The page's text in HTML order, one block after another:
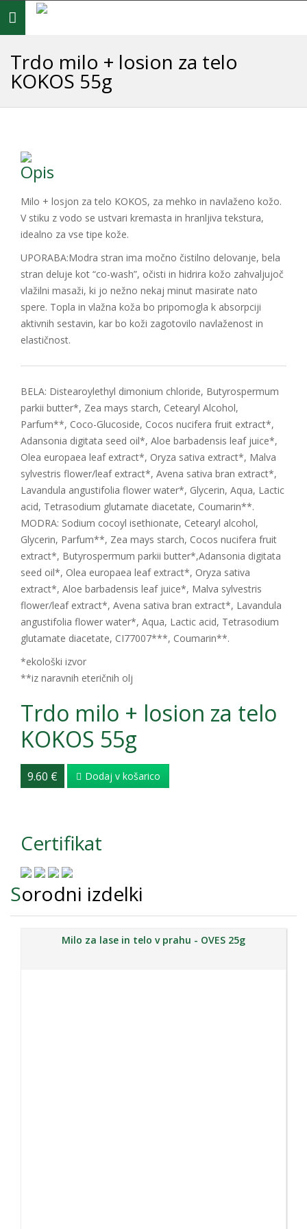
Toggle
navigation
Trdo milo + losion za telo
KOKOS 55g
Opis
Milo + losjon za telo KOKOS, za mehko in navlaženo kožo.
V stiku z vodo se ustvari kremasta in hranljiva tekstura,
idealno za vse tipe kože.
UPORABA:Modra stran ima močno čistilno delovanje, bela
stran deluje kot “co-wash”, očisti in hidrira kožo zahvaljujoč
vlažilni masaži, ki jo nežno nekaj minut masirate nato
spere. Topla in vlažna koža bo pripomogla k absorpciji
aktivnih sestavin, kar bo koži zagotovilo navlaženost in
elastičnost.
BELA: Distearoylethyl dimonium chloride, Butyrospermum
parkii butter*, Zea mays starch, Cetearyl Alcohol,
Parfum**, Coco-Glucoside, Cocos nucifera fruit extract*,
Adansonia digitata seed oil*, Aloe barbadensis leaf juice*,
Olea europaea leaf extract*, Oryza sativa extract*, Malva
sylvestris flower/leaf extract*, Avena sativa bran extract*,
Lavandula angustifolia flower water*, Glycerin, Aqua, Lactic
acid, Tetrasodium glutamate diacetate, Coumarin**.
MODRA: Sodium cocoyl isethionate, Cetearyl alcohol,
Glycerin, Parfum**, Zea mays starch, Cocos nucifera fruit
extract*, Butyrospermum parkii butter*,Adansonia digitata
seed oil*, Olea europaea leaf extract*, Oryza sativa
extract*, Aloe barbadensis leaf juice*, Malva sylvestris
flower/leaf extract*, Avena sativa bran extract*, Lavandula
angustifolia flower water*, Aqua, Lactic acid, Tetrasodium
glutamate diacetate, CI77007***, Coumarin**.
*ekološki izvor
**iz naravnih eteričnih olj
Trdo milo + losion za telo
KOKOS 55g
9.60 € Dodaj v košarico
Certifikat
Sorodni izdelki
Milo za lase in telo v prahu - OVES 25g